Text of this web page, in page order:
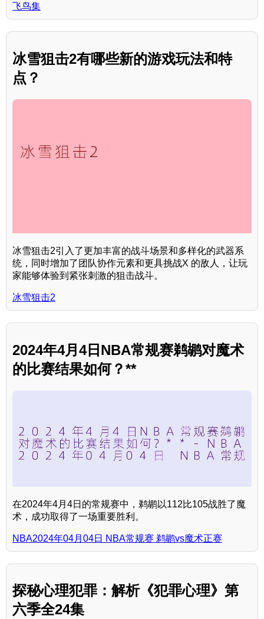
飞鸟集
冰雪狙击2有哪些新的游戏玩法和特
点？
冰雪狙击2引入了更加丰富的战斗场景和多样化的武器系
统，同时增加了团队协作元素和更具挑战X 的敌人，让玩
家能够体验到紧张刺激的狙击战斗。
冰雪狙击2
2024年4月4日NBA常规赛鹈鹕对魔术
的比赛结果如何？**
在2024年4月4日的常规赛中，鹈鹕以112比105战胜了魔
术，成功取得了一场重要胜利。
NBA2024年04月04日 NBA常规赛 鹈鹕vs魔术正赛
探秘心理犯罪：解析《犯罪心理》第
六季全24集